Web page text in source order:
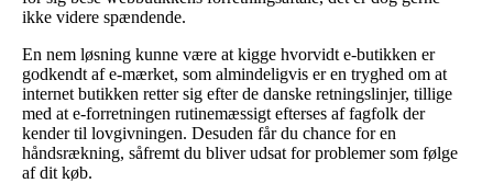
ikke videre spændende.
En nem løsning kunne være at kigge hvorvidt e-butikken er
godkendt af e-mærket, som almindeligvis er en tryghed om at
internet butikken retter sig efter de danske retningslinjer, tillige
med at e-forretningen rutinemæssigt efterses af fagfolk der
kender til lovgivningen. Desuden får du chance for en
håndsrækning, såfremt du bliver udsat for problemer som følge
af dit køb.